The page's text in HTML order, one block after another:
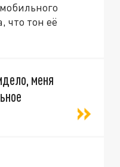
что тон её
меня